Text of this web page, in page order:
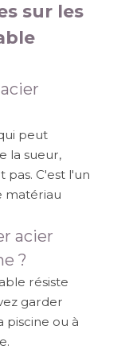
sur les
peut
la sueur,
pas. C'est l'un
matériau
acier
?
résiste
garder
piscine ou à